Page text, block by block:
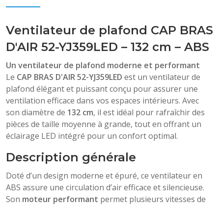
Ventilateur de plafond CAP BRAS
D'AIR 52-YJ359LED – 132 cm – ABS
Un ventilateur de plafond moderne et performant
Le CAP BRAS D'AIR 52-YJ359LED est un ventilateur de
plafond élégant et puissant conçu pour assurer une
ventilation efficace dans vos espaces intérieurs. Avec
son diamètre de 132 cm, il est idéal pour rafraîchir des
pièces de taille moyenne à grande, tout en offrant un
éclairage LED intégré pour un confort optimal.
Description générale
Doté d’un design moderne et épuré, ce ventilateur en
ABS assure une circulation d’air efficace et silencieuse.
Son moteur performant permet plusieurs vitesses de